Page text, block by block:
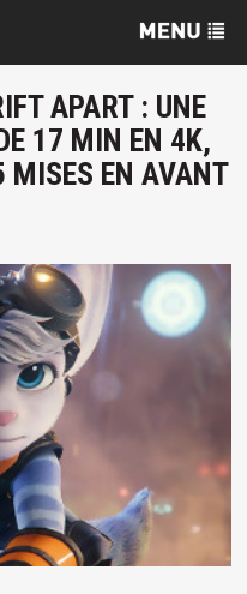
APART : UNE
17 MIN EN 4K,
MISES EN AVANT